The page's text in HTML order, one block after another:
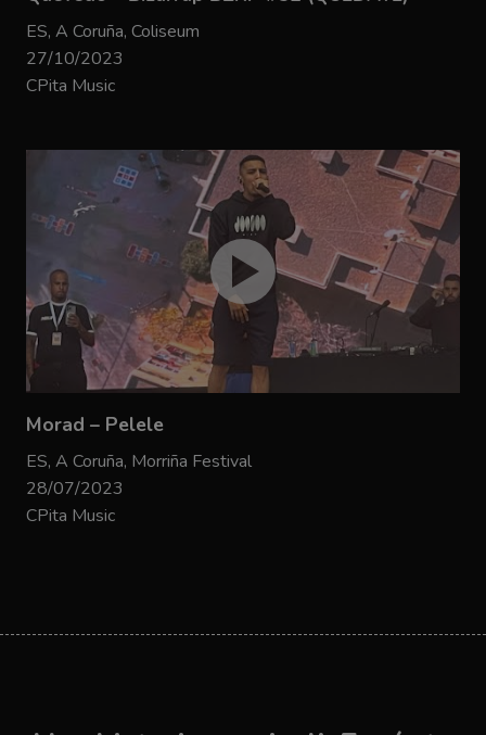
ES, A Coruña, Coliseum
27/10/2023
CPita Music
Morad – Pelele
ES, A Coruña, Morriña Festival
28/07/2023
CPita Music